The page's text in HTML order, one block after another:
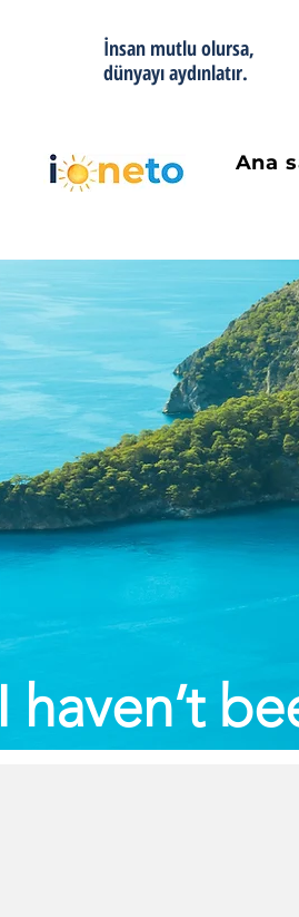
İnsan mutlu olursa,
dünyayı aydınlatır.
Ana
I haven’t